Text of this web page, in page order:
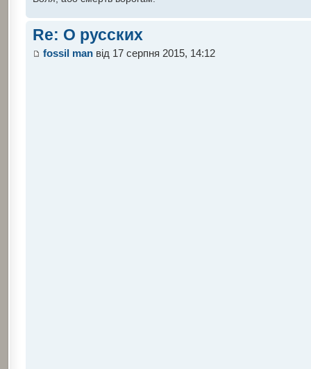
Re: О русских
fossil manвід 17 серпня 2015, 14:12